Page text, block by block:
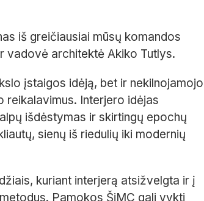
iš greičiausiai mūsų komandos
vadovė architektė Akiko Tutlys.
įstaigos idėją, bet ir nekilnojamojo
reikalavimus. Interjero idėjas
išdėstymas ir skirtingų epochų
sienų iš riedulių iki modernių
kuriant interjerą atsižvelgta ir į
Pamokos ŠiMC gali vykti